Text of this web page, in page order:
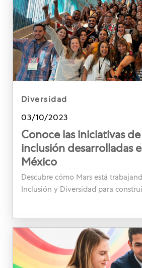
category
diversidad
Posted date
03/10/2023
Conoce las iniciativas
inclusión desarrolladas
México
Descubre cómo Mars está
Inclusión y Diversidad para